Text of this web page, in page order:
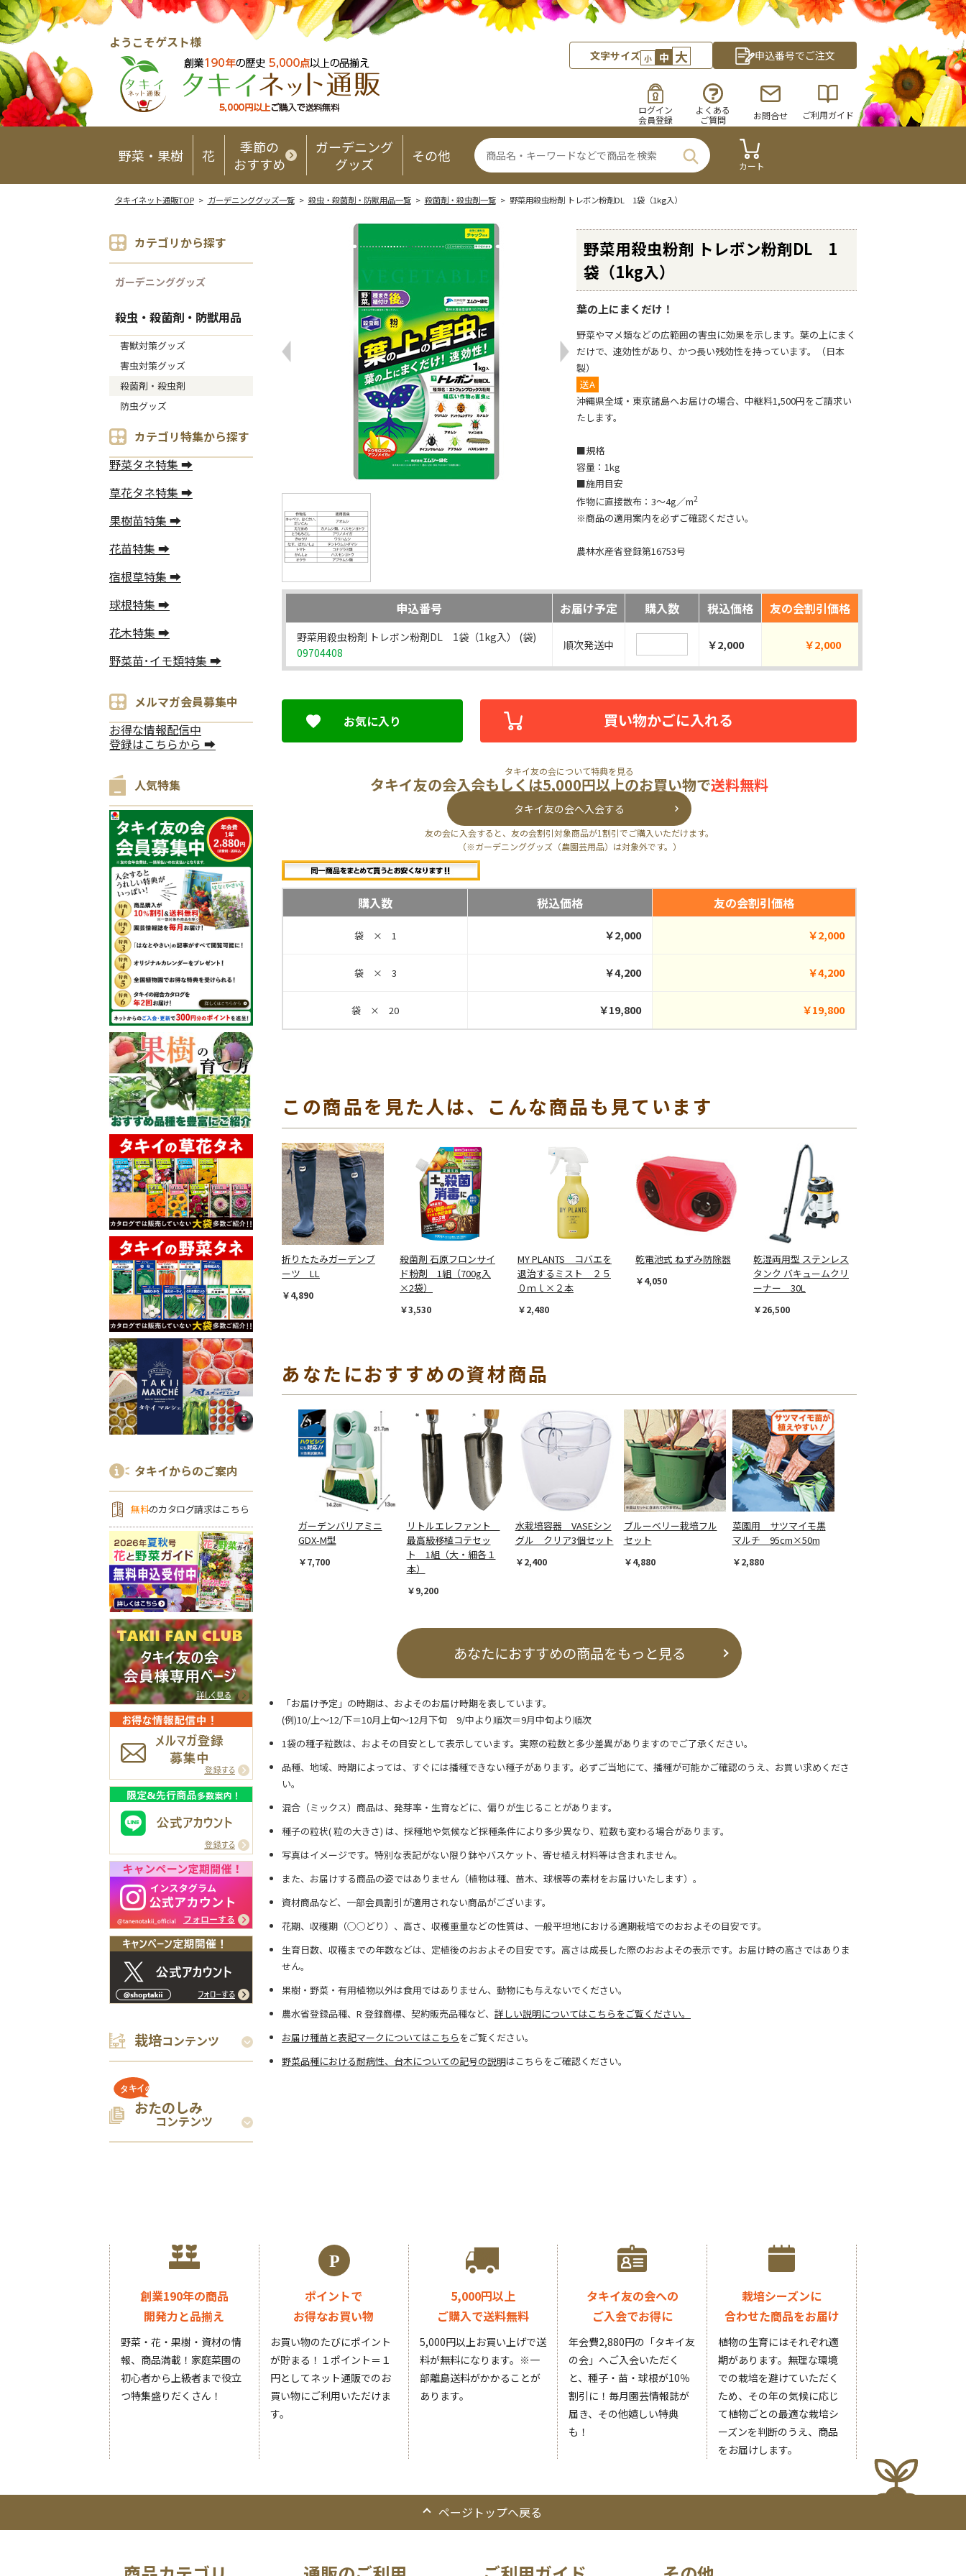
ようこそゲスト様
文字サイズ 小 中 大 申込番号でご注文
ログイン
会員登録
よくある
ご質問
お問合せ ご利用ガイド
野菜・果樹 花
季節の
おすすめ
ガーデニング
グッズ
その他
カート
タキイネット通販TOP> ガーデニンググッズ一覧> 殺虫・殺菌剤・防獣用品一覧> 殺菌剤・殺虫剤一覧> 野菜用殺虫粉剤 トレボン粉剤DL 1袋（1kg入）
カテゴリから探す
ガーデニンググッズ
殺虫・殺菌剤・防獣用品
害獣対策グッズ
害虫対策グッズ
殺菌剤・殺虫剤
防虫グッズ
カテゴリ特集から探す
野菜タネ特集 ➡
草花タネ特集 ➡
果樹苗特集 ➡
花苗特集 ➡
宿根草特集 ➡
球根特集 ➡
花木特集 ➡
野菜苗･イモ類特集 ➡
メルマガ会員募集中
お得な情報配信中
登録はこちらから ➡
人気特集
タキイからのご案内
無料のカタログ請求はこちら
栽培コンテンツ
おたのしみ
コンテンツ
野菜用殺虫粉剤 トレボン粉剤DL 1
袋（1kg入）
葉の上にまくだけ！
野菜やマメ類などの広範囲の害虫に効果を示します。葉の上にまく
だけで、速効性があり、かつ長い残効性を持っています。（日本
製）
送A
沖縄県全域・東京諸島へお届けの場合、中継料1,500円をご請求い
たします。
■規格
容量：1kg
■施用目安
作物に直接散布：3～4g／m2
※商品の適用案内を必ずご確認ください。
農林水産省登録第16753号
申込番号 お届け予定 購入数 税込価格 友の会割引価格
野菜用殺虫粉剤 トレボン粉剤DL 1袋（1kg入） (袋)
09704408
順次発送中 ￥2,000 ￥2,000
お気に入り 買い物かごに入れる
タキイ友の会について特典を見る
タキイ友の会入会もしくは5,000円以上のお買い物で送料無料
タキイ友の会へ入会する
友の会に入会すると、友の会割引対象商品が1割引でご購入いただけます。
（※ガーデニンググッズ（農園芸用品）は対象外です。）
購入数 税込価格 友の会割引価格
袋 × 1 ￥2,000 ￥2,000
袋 × 3 ￥4,200 ￥4,200
袋 × 20 ￥19,800 ￥19,800
この商品を見た人は、こんな商品も見ています
折りたたみガーデンブ
ーツ LL
￥4,890
殺菌剤 石原フロンサイ
ド粉剤 1組（700g入
×2袋）
￥3,530
MY PLANTS コバエを
退治するミスト ２５
０ｍｌ×２本
￥2,480
乾電池式 ねずみ防除器
￥4,050
乾湿両用型 ステンレス
タンク バキュームクリ
ーナー 30L
￥26,500
あなたにおすすめの資材商品
ガーデンバリアミニ
GDX-M型
￥7,700
リトルエレファント
最高級移植コテセッ
ト 1組（大・細各１
本）
￥9,200
水栽培容器 VASEシン
グル クリア3個セット
￥2,400
ブルーベリー栽培フル
セット
￥4,880
菜園用 サツマイモ黒
マルチ 95cm×50m
￥2,880
あなたにおすすめの商品をもっと見る
「お届け予定」の時期は、およそのお届け時期を表しています。
(例)10/上～12/下＝10月上旬～12月下旬 9/中より順次＝9月中旬より順次
1袋の種子粒数は、およその目安として表示しています。実際の粒数と多少差異がありますのでご了承ください。
品種、地域、時期によっては、すぐには播種できない種子があります。必ずご当地にて、播種が可能かご確認のうえ、お買い求めくださ
い。
混合（ミックス）商品は、発芽率・生育などに、偏りが生じることがあります。
種子の粒状( 粒の大きさ) は、採種地や気候など採種条件により多少異なり、粒数も変わる場合があります。
写真はイメージです。特別な表記がない限り鉢やバスケット、寄せ植え材料等は含まれません。
また、お届けする商品の姿ではありません（植物は種、苗木、球根等の素材をお届けいたします）。
資材商品など、一部会員割引が適用されない商品がございます。
花期、収穫期（○○どり）、高さ、収穫重量などの性質は、一般平坦地における適期栽培でのおおよその目安です。
生育日数、収穫までの年数などは、定植後のおおよその目安です。高さは成長した際のおおよその表示です。お届け時の高さではありま
せん。
果樹・野菜・有用植物以外は食用ではありません、動物にも与えないでください。
農水省登録品種、R 登録商標、契約販売品種など、 詳しい説明についてはこちらをご覧ください。
お届け種苗と表記マークについてはこちら をご覧ください。
野菜品種における耐病性、台木についての記号の説明はこちらをご確認ください。
創業190年の商品
開発力と品揃え
野菜・花・果樹・資材の情
報、商品満載！家庭菜園の
初心者から上級者まで役立
つ特集盛りだくさん！
ポイントで
お得なお買い物
お買い物のたびにポイント
が貯まる！１ポイント＝１
円としてネット通販でのお
買い物にご利用いただけま
す。
5,000円以上
ご購入で送料無料
5,000円以上お買い上げで送
料が無料になります。 ※一
部離島送料がかかることが
あります。
タキイ友の会への
ご入会でお得に
年会費2,880円の「タキイ友
の会」へご入会いただく
と、種子・苗・球根が10％
割引に！毎月園芸情報誌が
届き、その他嬉しい特典
も！
栽培シーズンに
合わせた商品をお届け
植物の生育にはそれぞれ適
期があります。無理な環境
での栽培を避けていただく
ため、その年の気候に応じ
て植物ごとの最適な栽培シ
ーズンを判断のうえ、商品
をお届けします。
ページトップへ戻る